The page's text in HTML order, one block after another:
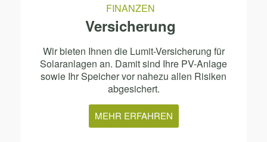
FINANZEN
Versicherung
Wir bieten Ihnen die Lumit-Versicherung für
Solaranlagen an. Damit sind Ihre PV-Anlage
sowie Ihr Speicher vor nahezu allen Risiken
abgesichert.
MEHR ERFAHREN